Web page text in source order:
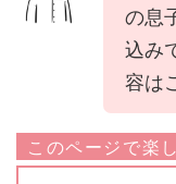
の息
込み
容は
このページで楽